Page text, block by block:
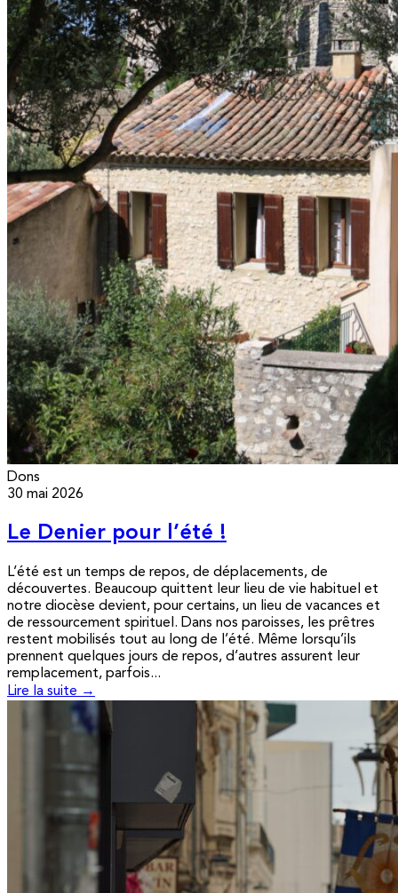
Dons
30 mai 2026
Le Denier pour l’été !
L’été est un temps de repos, de déplacements, de
découvertes. Beaucoup quittent leur lieu de vie habituel et
notre diocèse devient, pour certains, un lieu de vacances et
de ressourcement spirituel. Dans nos paroisses, les prêtres
restent mobilisés tout au long de l’été. Même lorsqu’ils
prennent quelques jours de repos, d’autres assurent leur
remplacement, parfois...
Lire la suite →